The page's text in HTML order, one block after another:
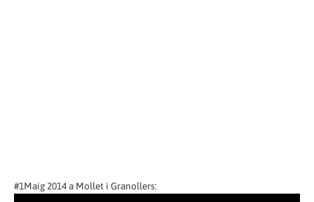
#1Maig 2014 a Mollet i Granollers: